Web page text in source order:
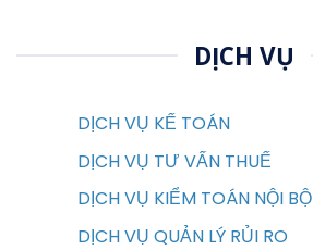
DỊCH VỤ
DỊCH VỤ KẾ TOÁN
DỊCH VỤ TƯ VẤN THUẾ
DỊCH VỤ KIỂM TOÁN NỘI BỘ
DỊCH VỤ QUẢN LÝ RỦI RO